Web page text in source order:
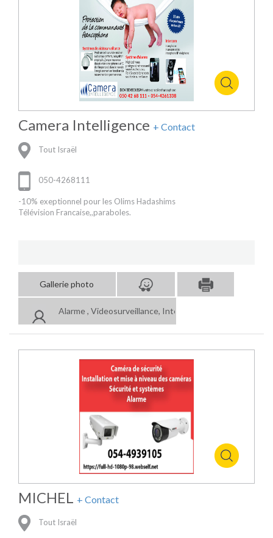
Camera Intelligence + Contact
Tout Israël
050-4268111
-10% exeptionnel pour les Olims Hadashims
Télévision Francaise,,paraboles.
Gallerie photo
Alarme , Videosurveillance, Intercom Video
MICHEL + Contact
Tout Israël